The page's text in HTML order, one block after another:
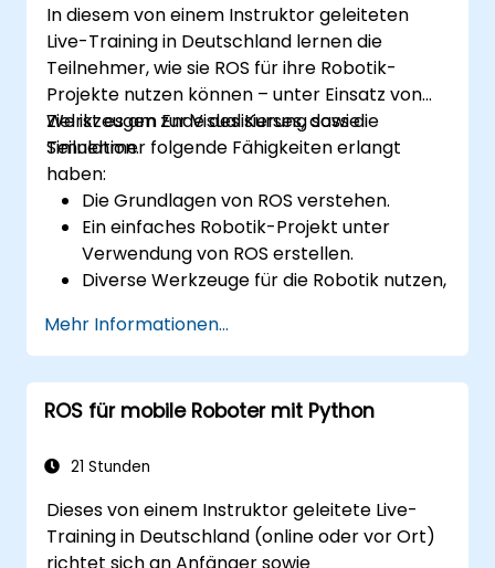
In diesem von einem Instruktor geleiteten
Live-Training in Deutschland lernen die
Teilnehmer, wie sie ROS für ihre Robotik-
Projekte nutzen können – unter Einsatz von
Werkzeugen zur Visualisierung sowie
Simulation.
Ziel ist es am Ende des Kurses, dass die
Teilnehmer folgende Fähigkeiten erlangt
haben:
Die Grundlagen von ROS verstehen.
Ein einfaches Robotik-Projekt unter
Verwendung von ROS erstellen.
Diverse Werkzeuge für die Robotik nutzen,
Visualisierungsprogramme.
Mehr Informationen...
ROS für mobile Roboter mit Python
21 Stunden
Dieses von einem Instruktor geleitete Live-
Training in Deutschland (online oder vor Ort)
richtet sich an Anfänger sowie